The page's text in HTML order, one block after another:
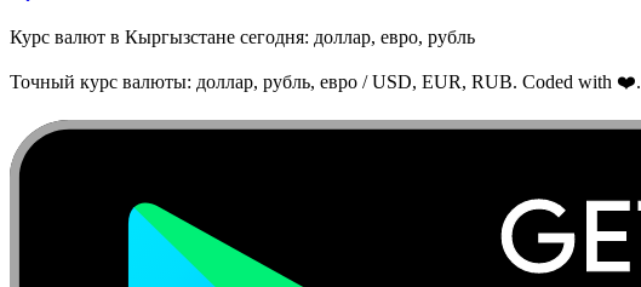
Курс валют в Кыргызстане сегодня: доллар, евро, рубль
Точный курс валюты: доллар, рубль, евро / USD, EUR, RUB. Coded with ❤️.